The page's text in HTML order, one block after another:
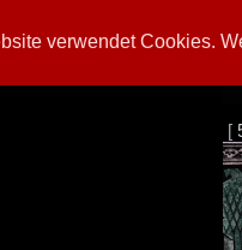
verwendet Cookies.
[